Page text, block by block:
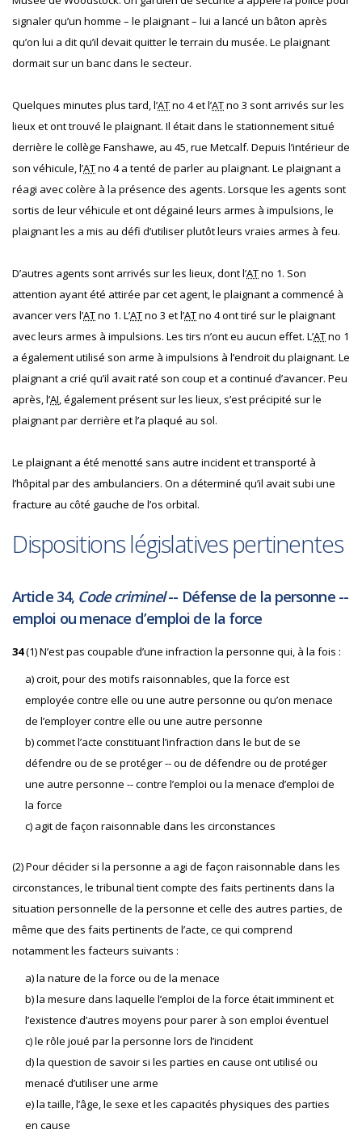
signaler qu’un homme – le plaignant – lui a lancé un bâton après
qu’on lui a dit qu’il devait quitter le terrain du musée. Le plaignant
dormait sur un banc dans le secteur.
Quelques minutes plus tard, l’ATno 4 et l’ATno 3 sont arrivés sur les
lieux et ont trouvé le plaignant. Il était dans le stationnement situé
derrière le collège Fanshawe, au 45, rue Metcalf. Depuis l’intérieur de
son véhicule, l’ATno 4 a tenté de parler au plaignant. Le plaignant a
réagi avec colère à la présence des agents. Lorsque les agents sont
sortis de leur véhicule et ont dégainé leurs armes à impulsions, le
plaignant les a mis au défi d’utiliser plutôt leurs vraies armes à feu.
D’autres agents sont arrivés sur les lieux, dont l’ATno 1. Son
attention ayant été attirée par cet agent, le plaignant a commencé à
avancer vers l’ATno 1. L’ATno 3 et l’ATno 4 ont tiré sur le plaignant
avec leurs armes à impulsions. Les tirs n’ont eu aucun effet. L’ATno 1
a également utilisé son arme à impulsions à l’endroit du plaignant. Le
plaignant a crié qu’il avait raté son coup et a continué d’avancer. Peu
après, l’AI, également présent sur les lieux, s’est précipité sur le
plaignant par derrière et l’a plaqué au sol.
Le plaignant a été menotté sans autre incident et transporté à
l’hôpital par des ambulanciers. On a déterminé qu’il avait subi une
fracture au côté gauche de l’os orbital.
Dispositions législatives pertinentes
Article 34, Code criminel-- Défense de la personne --
emploi ou menace d’emploi de la force
34(1) N’est pas coupable d’une infraction la personne qui, à la fois :
a) croit, pour des motifs raisonnables, que la force est
employée contre elle ou une autre personne ou qu’on menace
de l’employer contre elle ou une autre personne
b) commet l’acte constituant l’infraction dans le but de se
défendre ou de se protéger -- ou de défendre ou de protéger
une autre personne -- contre l’emploi ou la menace d’emploi de
la force
c) agit de façon raisonnable dans les circonstances
(2) Pour décider si la personne a agi de façon raisonnable dans les
circonstances, le tribunal tient compte des faits pertinents dans la
situation personnelle de la personne et celle des autres parties, de
même que des faits pertinents de l’acte, ce qui comprend
notamment les facteurs suivants :
a) la nature de la force ou de la menace
b) la mesure dans laquelle l’emploi de la force était imminent et
l’existence d’autres moyens pour parer à son emploi éventuel
c) le rôle joué par la personne lors de l’incident
d) la question de savoir si les parties en cause ont utilisé ou
menacé d’utiliser une arme
e) la taille, l’âge, le sexe et les capacités physiques des parties
en cause